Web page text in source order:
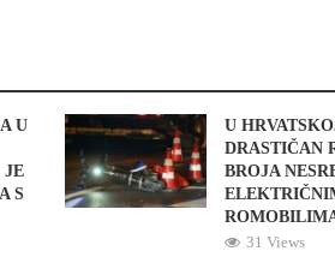
U
JE
S
U
DRASTIČAN
BROJA
31 Views